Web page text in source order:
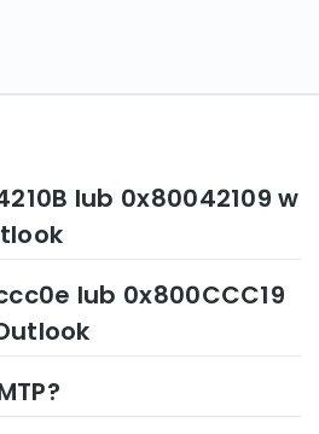
lub 0x80042109 w
lub 0x800CCC19